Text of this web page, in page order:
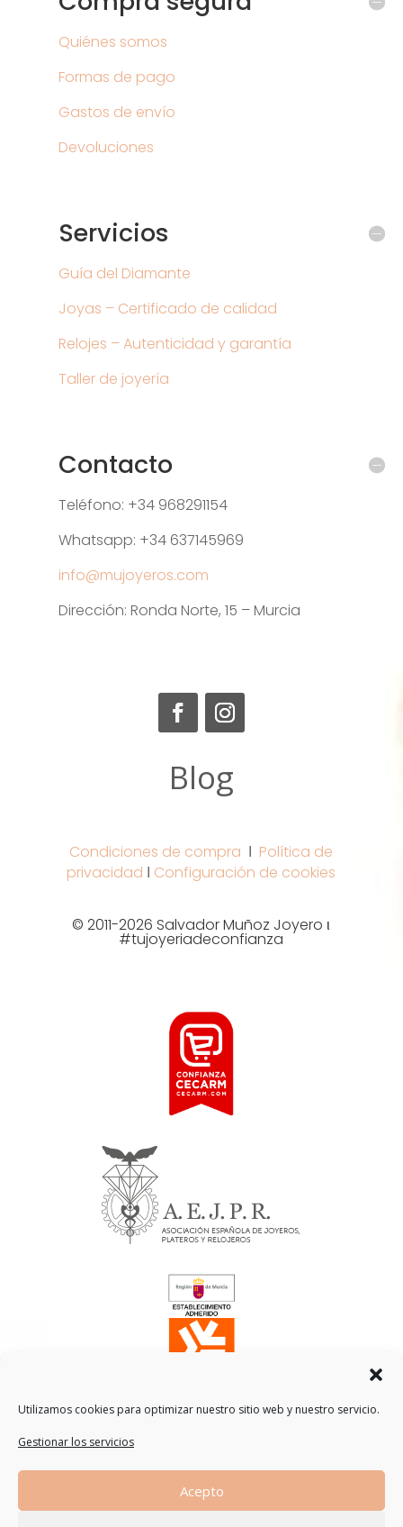
Utilizamos cookies para optimizar nuestro sitio web y nuestro servicio.
Gestionar los servicios
Acepto
Quiénes somos
Formas de pago
Gastos de envío
Devoluciones
Servicios
Guía del Diamante
Joyas – Certificado de calidad
Relojes – Autenticidad y garantía
Taller de joyería
Contacto
Teléfono: +34 968291154
Whatsapp: +34 637145969
info@mujoyeros.com
Dirección: Ronda Norte, 15 – Murcia
Blog
Condiciones de compra Ι Política de
privacidad Ι Configuración de cookies
© 2011-2026 Salvador Muñoz Joyero ι
#tujoyeriadeconfianza
by